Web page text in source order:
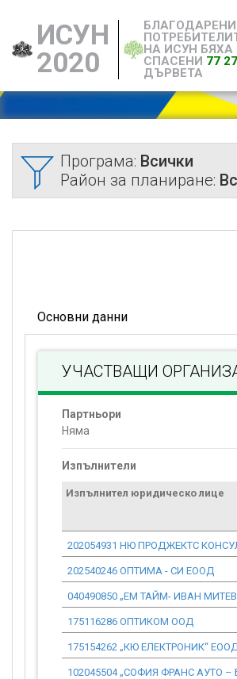
ИСУН
2020
НА ИСУН БЯХА
СПАСЕНИ 77
ДЪРВЕТА
Програма: Всички
Район за планиране:
Основни данни
УЧАСТВАЩИ
Партньори
Няма
Изпълнители
Изпълнител юридическо лице
202054931 НЮ ПРОДЖЕКТС
202540246 ОПТИМА - СИ ЕООД
040490850 „EМ ТАЙМ- ИВАН
175116286 ОПТИКОМ ООД
175154262 „КЮ ЕЛЕКТРОНИК“
102045504 „СОФИЯ ФРАНС АУТО –